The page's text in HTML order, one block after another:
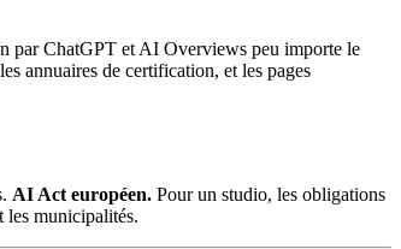
par ChatGPT et AI Overviews peu importe le
annuaires de certification, et les pages
AI Act européen. Pour un studio, les obligations
les municipalités.